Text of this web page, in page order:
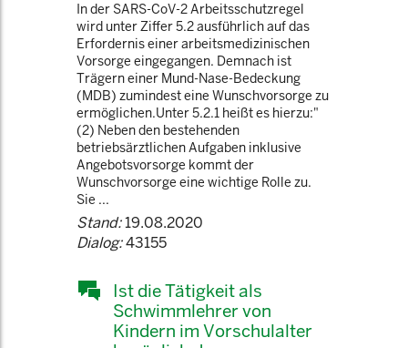
In der SARS-CoV-2 Arbeitsschutzregel
wird unter Ziffer 5.2 ausführlich auf das
Erfordernis einer arbeitsmedizinischen
Vorsorge eingegangen. Demnach ist
Trägern einer Mund-Nase-Bedeckung
(MDB) zumindest eine Wunschvorsorge zu
ermöglichen.Unter 5.2.1 heißt es hierzu:"
(2) Neben den bestehenden
betriebsärztlichen Aufgaben inklusive
Angebotsvorsorge kommt der
Wunschvorsorge eine wichtige Rolle zu.
Sie ...
Stand:19.08.2020
Dialog:43155
Ist die Tätigkeit als
Schwimmlehrer von
Kindern im Vorschulalter